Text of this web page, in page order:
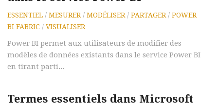
ESSENTIEL / MESURER / MODÉLISER / PARTAGER / POWER
BI FABRIC / VISUALISER
Power BI permet aux utilisateurs de modifier des
modèles de données existants dans le service Power BI
en tirant parti...
Termes essentiels dans Microsoft